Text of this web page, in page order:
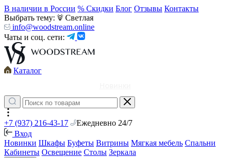
В наличии в России % Скидки Блог Отзывы Контакты
Выбрать тему:
Светлая
info@woodstream.online
Чаты и соц. сети:
Каталог
+7 (937) 216-43-17
Ежедневно 24/7
Вход
Новинки Шкафы Буфеты Витрины Мягкая мебель Спальни
Кабинеты Освещение Столы Зеркала